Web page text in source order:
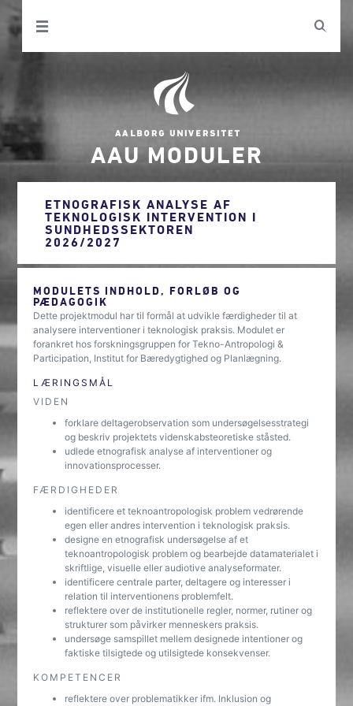
AAU MODULER
ETNOGRAFISK ANALYSE AF
TEKNOLOGISK INTERVENTION I
SUNDHEDSSEKTOREN
2026/2027
MODULETS INDHOLD, FORLØB OG
PÆDAGOGIK
Dette projektmodul har til formål at udvikle færdigheder til at
analysere interventioner i teknologisk praksis. Modulet er
forankret hos forskningsgruppen for Tekno-Antropologi &
Participation, Institut for Bæredygtighed og Planlægning.
LÆRINGSMÅL
VIDEN
forklare deltagerobservation som undersøgelsesstrategi
og beskriv projektets videnskabsteoretiske ståsted.
udlede etnografisk analyse af interventioner og
innovationsprocesser.
FÆRDIGHEDER
identificere et teknoantropologisk problem vedrørende
egen eller andres intervention i teknologisk praksis.
designe en etnografisk undersøgelse af et
teknoantropologisk problem og bearbejde datamaterialet i
skriftlige, visuelle eller audiotive analyseformater.
identificere centrale parter, deltagere og interesser i
relation til interventionens problemfelt.
reflektere over de institutionelle regler, normer, rutiner og
strukturer som påvirker menneskers praksis.
undersøge samspillet mellem designede intentioner og
faktiske tilsigtede og utilsigtede konsekvenser.
KOMPETENCER
reflektere over problematikker ifm. Inklusion og